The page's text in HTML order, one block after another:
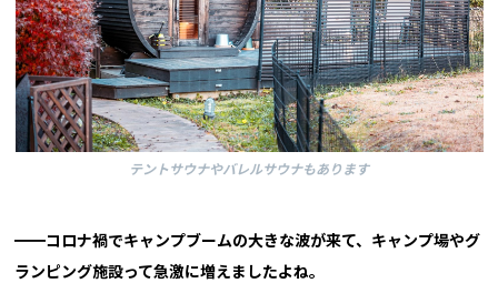
テントサウナやバレルサウナもあります
━━コロナ禍でキャンプブームの大きな波が来て、キャンプ場やグ
ランピング施設って急激に増えましたよね。